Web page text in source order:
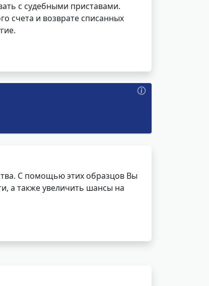
с судебными приставами.
счета и возврате списанных
С помощью этих образцов Вы
а также увеличить шансы на